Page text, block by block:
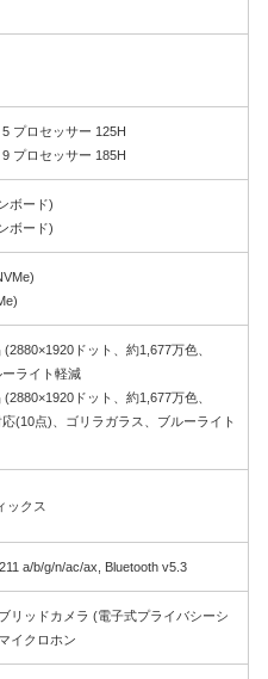
プロセッサー 125H
プロセッサー 185H
ボード)
ボード)
ドット、約1,677万色、
ライト軽減
ドット、約1,677万色、
(10点)、ゴリラガラス、ブルーライト
ックス
a/b/g/n/ac/ax, Bluetooth v5.3
リッドカメラ (電子式プライバシーシ
イクロホン